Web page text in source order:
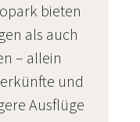
bieten
als auch
– allein
und
Ausflüge